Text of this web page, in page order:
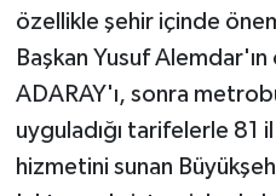
özellikle şehir içinde
Başkan Yusuf
ADARAY'ı, sonra
uyguladığı tarifelerle 81
hizmetini sunan